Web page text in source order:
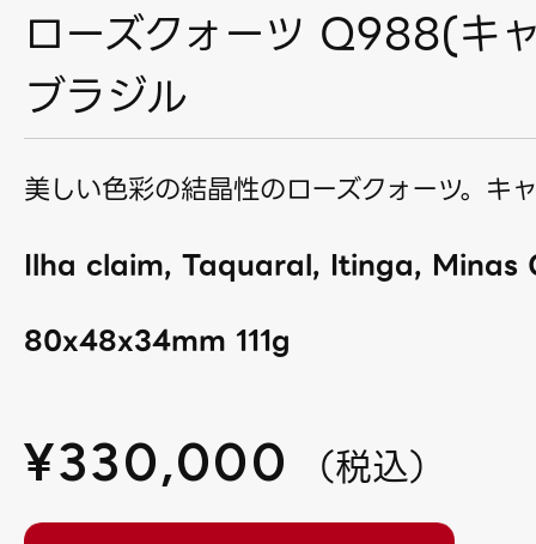
ローズクォーツ Q988(キ
ブラジル
美しい色彩の結晶性のローズクォーツ。キ
Ilha claim, Taquaral, Itinga, Minas
80x48x34mm 111g
¥330,000 （税込）